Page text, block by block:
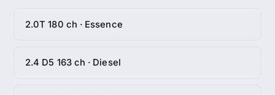
2.0T 180 ch · Essence
2.4 D5 163 ch · Diesel